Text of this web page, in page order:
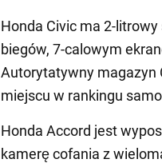
Honda Civic ma 2-
biegów, 7-calowym
Autorytatywny magazyn
miejscu w rankingu
Honda Accord jest
kamerę cofania z